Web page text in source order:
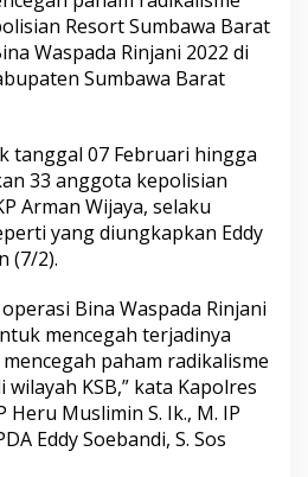
Resort Sumbawa Barat
Waspada Rinjani 2022 di
Sumbawa Barat
tanggal 07 Februari hingga
33 anggota kepolisian
Arman Wijaya, selaku
yang diungkapkan Eddy
(7/2).
Bina Waspada Rinjani
mencegah terjadinya
paham radikalisme
KSB,” kata Kapolres
Heru Muslimin S. Ik., M. IP
Eddy Soebandi, S. Sos